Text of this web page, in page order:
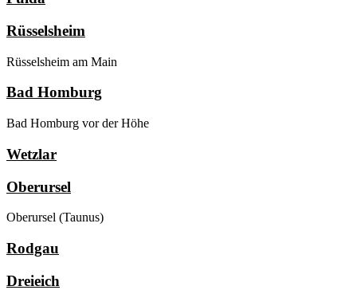
Rüsselsheim
Rüsselsheim am Main
Bad Homburg
Bad Homburg vor der Höhe
Wetzlar
Oberursel
Oberursel (Taunus)
Rodgau
Dreieich